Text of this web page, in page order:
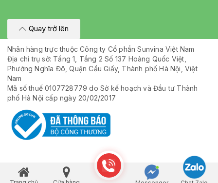
Quay trở lên
Nhãn hàng trực thuộc Công ty Cổ phần Sunvina Việt Nam
Địa chỉ trụ sở: Tầng 1, Tầng 2 Số 137 Hoàng Quốc Việt,
Phường Nghĩa Đô, Quận Cầu Giấy, Thành phố Hà Nội, Việt
Nam
Mã số thuế 0107728779 do Sở kế hoạch và Đầu tư Thành
phố Hà Nội cấp ngày 20/02/2017